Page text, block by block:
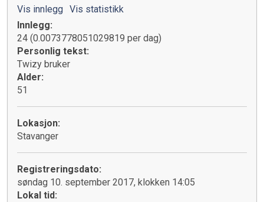
Vis innlegg Vis statistikk
Innlegg:
24 (0.0073778051029819 per dag)
Personlig tekst:
Twizy bruker
Alder:
51
Lokasjon:
Stavanger
Registreringsdato:
søndag 10. september 2017, klokken 14:05
Lokal tid: